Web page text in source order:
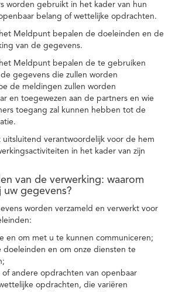
worden gebruikt in het kader van hun
belang of wettelijke opdrachten.
Meldpunt bepalen de doeleinden en de
van de gegevens.
Meldpunt bepalen de te gebruiken
gegevens die zullen worden
de meldingen zullen worden
en toegewezen aan de partners en wie
toegang zal kunnen hebben tot de
uitsluitend verantwoordelijk voor de hem
in het kader van zijn
van de verwerking: waarom
uw gegevens?
worden verzameld en verwerkt voor
en om met u te kunnen communiceren;
doeleinden en om onze diensten te
of andere opdrachten van openbaar
opdrachten, die variëren